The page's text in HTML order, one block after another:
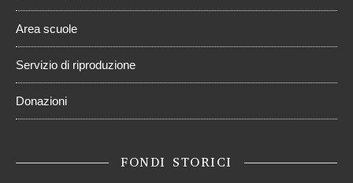
Area scuole
Servizio di riproduzione
Donazioni
FONDI STORICI